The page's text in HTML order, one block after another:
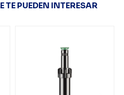
TE PUEDEN INTERESAR